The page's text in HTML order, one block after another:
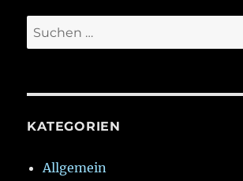
Suchen
nach:
KATEGORIEN
Allgemein